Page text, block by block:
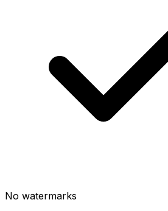
No watermarks